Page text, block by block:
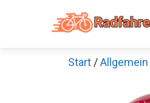
Start /Allgemein